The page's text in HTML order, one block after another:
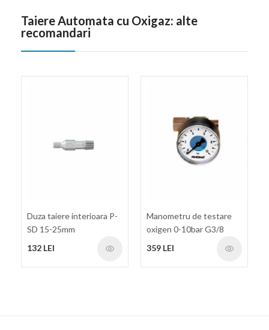
Taiere Automata cu Oxigaz: alte
recomandari
Duza taiere interioara P-
SD 15-25mm
132 LEI
Manometru de testare
oxigen 0-10bar G3/8
359 LEI